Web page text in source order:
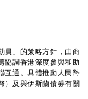
」的策略方針，由商
協調香港深度參與和助
互通。具體推動人民幣
）及與伊斯蘭債券有關